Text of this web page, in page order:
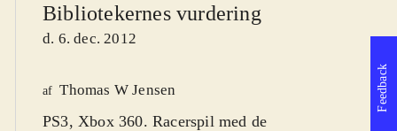
Bibliotekernes vurdering
d. 6. dec. 2012
af Thomas W Jensen
PS3, Xbox 360. Racerspil med de
Feedback